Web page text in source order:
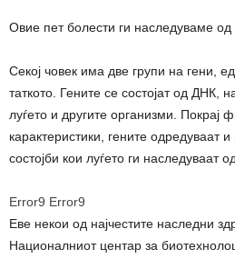
Овие пет болести ги наследуваме од
Секој човек има две групи на гени,
таткото. Гените се состојат од ДНК,
луѓето и другите организми. Покрај
карактеристики, гените одредуваат
состојби кои луѓето ги наследуваат
Error9 Error9
Еве некои од најчестите наследни
Националниот центар за